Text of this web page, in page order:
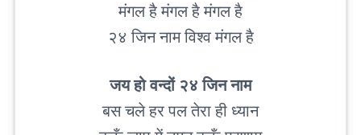
मंगल है मंगल है मंगल है
२४ जिन नाम विश्व मंगल है
जय हो वन्दों २४ जिन नाम
बस चले हर पल तेरा ही ध्यान